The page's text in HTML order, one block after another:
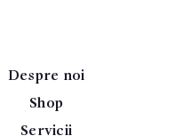
Despre noi
Shop
Servicii